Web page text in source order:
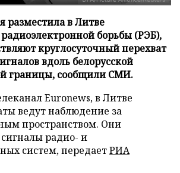
разместила в Литве
борьбы (РЭБ),
круглосуточный перехват
вдоль белорусской
границы, сообщили СМИ.
Euronews, в Литве
ведут наблюдение за
пространством. Они
радио- и
систем, передаетРИА